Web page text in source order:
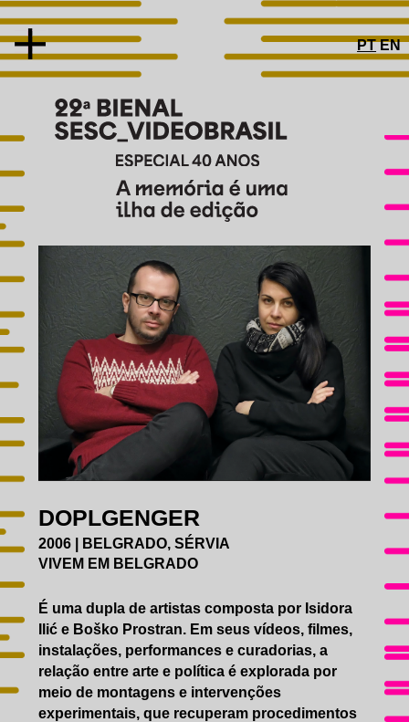
PT EN
ARTISTAS E OBRAS
PRÊMIOS
JÚRI
TROFÉU
COMITÊ DE PRÉ-SELEÇÃO
ESPECIAL 40 ANOS
PROGRAMAS PÚBLICOS
EDUCATIVO
ACESSIBILIDADE
CATÁLOGO
AGENDA
IMPRENSA
DOPLGENGER
2006 | BELGRADO, SÉRVIA
VIVEM EM BELGRADO
É uma dupla de artistas composta por Isidora
Ilić e Boško Prostran. Em seus vídeos, filmes,
instalações, performances e curadorias, a
relação entre arte e política é explorada por
meio de montagens e intervenções
experimentais, que recuperam procedimentos